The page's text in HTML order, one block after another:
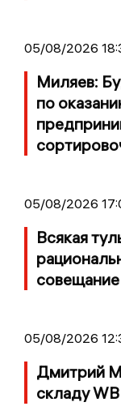
05/08/2026
Миляев:
по
05/08/2026
Всякая
совещание
05/08/2026
Дмитрий
складу